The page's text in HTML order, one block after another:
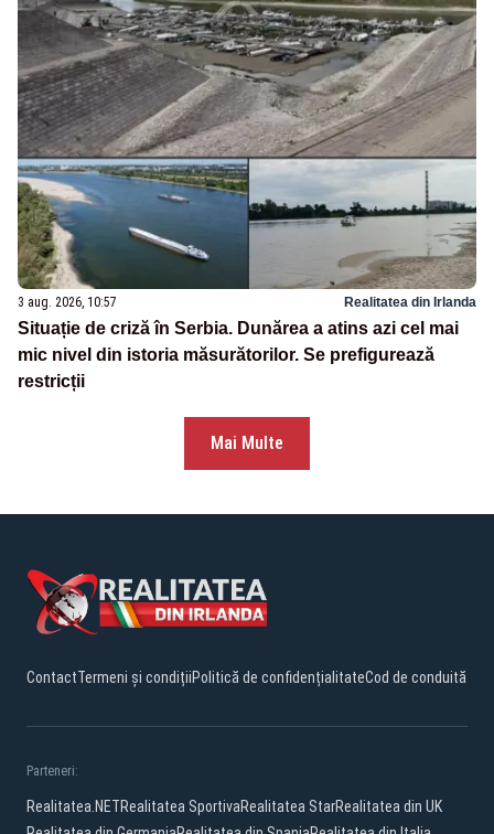
3 aug. 2026, 10:57 Realitatea din Irlanda
Situație de criză în Serbia. Dunărea a atins azi cel mai
mic nivel din istoria măsurătorilor. Se prefigurează
restricții
Mai Multe
ContactTermeni și condițiiPolitică de confidențialitateCod de conduită
Parteneri:
Realitatea.NETRealitatea SportivaRealitatea StarRealitatea din UK